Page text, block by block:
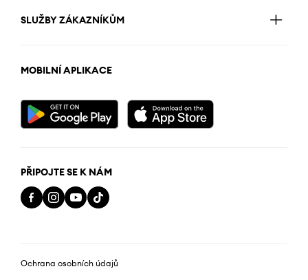
SLUŽBY ZÁKAZNÍKŮM
MOBILNÍ APLIKACE
PŘIPOJTE SE K NÁM
Ochrana osobních údajů